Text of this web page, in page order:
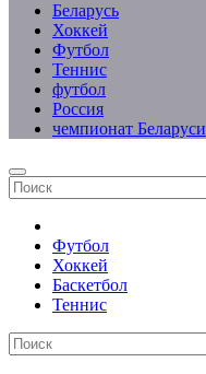
Беларусь
Хоккей
Футбол
Теннис
футбол
Россия
чемпионат Беларуси
Футбол
Хоккей
Баскетбол
Теннис